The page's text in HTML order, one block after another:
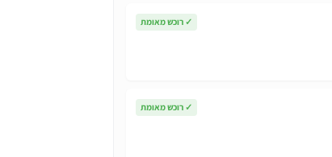
✓ רוכש מאומת
✓ רוכש מאומת